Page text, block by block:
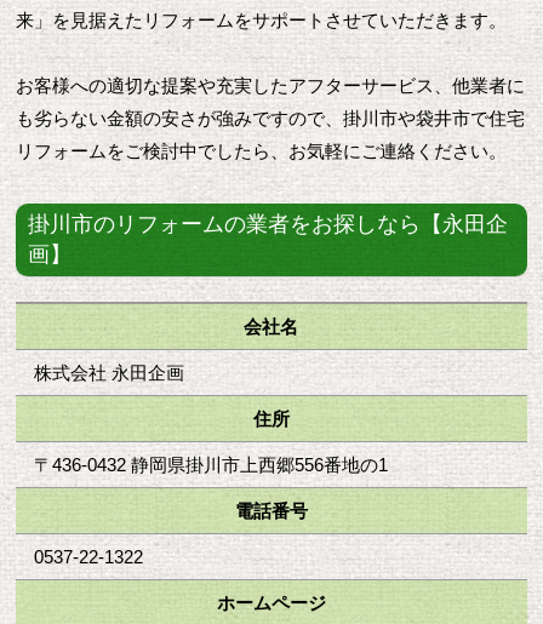
来」を見据えたリフォームをサポートさせていただきます。
お客様への適切な提案や充実したアフターサービス、他業者に
も劣らない金額の安さが強みですので、掛川市や袋井市で住宅
リフォームをご検討中でしたら、お気軽にご連絡ください。
掛川市のリフォームの業者をお探しなら【永田企
画】
会社名
株式会社 永田企画
住所
〒436-0432 静岡県掛川市上西郷556番地の1
電話番号
0537-22-1322
ホームページ